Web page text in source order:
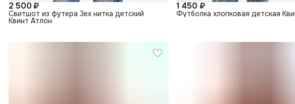
2 500 ₽
Свитшот из футера 3ех нитка детский
Квинт Атлон
1 450 ₽
Футболка хлопковая детская